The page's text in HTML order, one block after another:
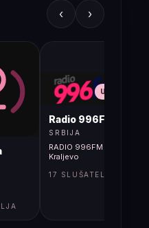
‹ ›
UŽIVO
Radio 996FM
SRBIJA
RADIO 996FM -
Kraljevo
17 SLUŠATELJA